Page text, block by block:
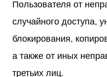
Пользователя от
случайного доступа,
блокирования,
а также от иных
третьих лиц.